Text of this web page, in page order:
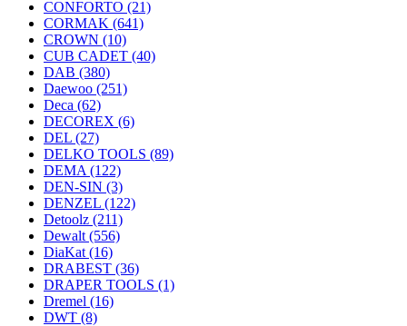
CONFORTO (21)
CORMAK (641)
CROWN (10)
CUB CADET (40)
DAB (380)
Daewoo (251)
Deca (62)
DECOREX (6)
DEL (27)
DELKO TOOLS (89)
DEMA (122)
DEN-SIN (3)
DENZEL (122)
Detoolz (211)
Dewalt (556)
DiaKat (16)
DRABEST (36)
DRAPER TOOLS (1)
Dremel (16)
DWT (8)